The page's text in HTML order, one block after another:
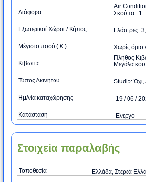
Διάφορα
Air
Σκούπα : 1
Εξωτερικοί Χώροι / Κήπος Γλάστρες:
Μέγιστο ποσό ( € ) Xωρίς
Κιβώτια
Πλήθος
Μεγάλα
Τύπος Ακινήτου Studio: Όχι,
Ημ/νία καταχώρησης 19 / 06 /
Κατάσταση Ενεργό
Στοιχεία παραλαβής
Τοποθεσία Ελλάδα, Στερεά